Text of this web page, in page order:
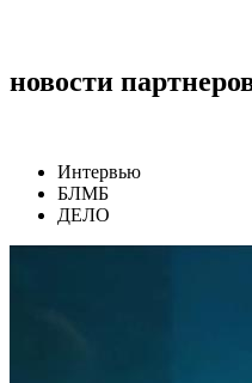
новости
Интервью
БЛМБ
ДЕЛО